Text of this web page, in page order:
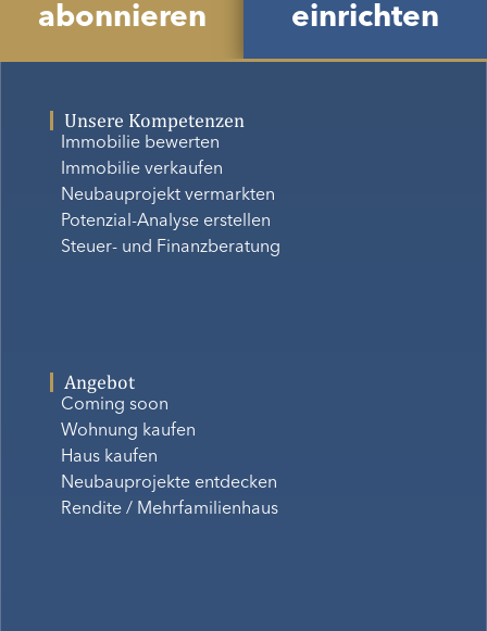
abonnieren
einrichten
Unsere Kompetenzen
Immobilie bewerten
Immobilie verkaufen
Neubauprojekt vermarkten
Potenzial-Analyse erstellen
Steuer- und Finanzberatung
Angebot
Coming soon
Wohnung kaufen
Haus kaufen
Neubauprojekte entdecken
Rendite / Mehrfamilienhaus